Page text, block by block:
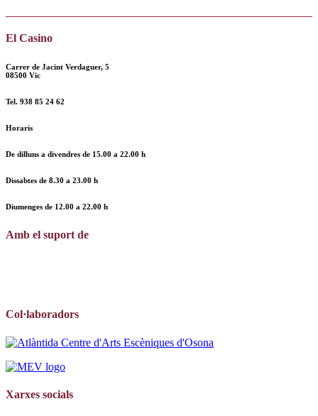
El Casino
Carrer de Jacint Verdaguer, 5
08500 Vic
Tel. 938 85 24 62
Horaris
De dilluns a divendres de 15.00 a 22.00 h
Dissabtes de 8.30 a 23.00 h
Diumenges de 12.00 a 22.00 h
Amb el suport de
Col·laboradors
Xarxes socials